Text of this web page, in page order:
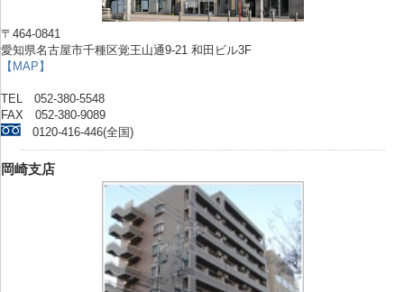
〒464-0841
愛知県名古屋市千種区覚王山通9-21 和田ビル3F
【MAP】
TEL 052-380-5548
FAX 052-380-9089
0120-416-446(全国)
岡崎支店